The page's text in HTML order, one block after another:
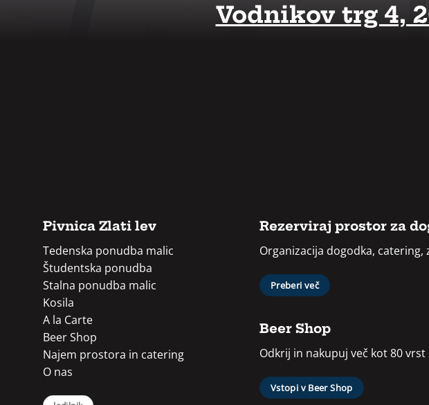
Vodnikov trg 4,
Pivnica Zlati lev
Tedenska ponudba malic
Študentska ponudba
Stalna ponudba malic
Kosila
A la Carte
Beer Shop
Najem prostora in catering
O nas
Rezerviraj prostor za
Organizacija dogodka,
Preberi več
Beer Shop
Odkrij in nakupuj več kot 80 vrst
Vstopi v Beer Shop